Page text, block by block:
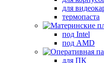
для
термопаста
под Intel
под AMD
для ПК